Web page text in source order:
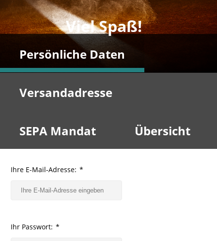
Viel Spaß!
Persönliche Daten
Versandadresse
SEPA Mandat Übersicht
Ihre E-Mail-Adresse: *
Ihr Passwort: *